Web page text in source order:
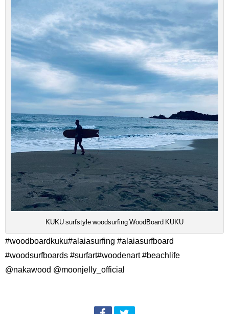
KUKU surfstyle woodsurfing WoodBoard KUKU
#woodboardkuku#alaiasurfing #alaiasurfboard
#woodsurfboards #surfart#woodenart #beachlife
@nakawood @moonjelly_official